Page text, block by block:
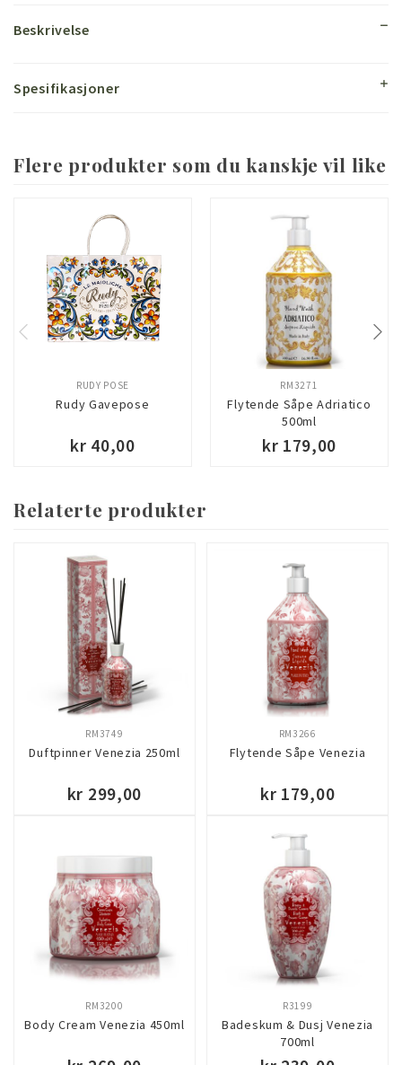
Beskrivelse
Spesifikasjoner
Flere produkter som du kanskje vil like
Rudy Gavepose
RUDY POSE
kr 40,00
Flytende Såpe Adriatico
500ml
RM3271
kr 179,00
Relaterte produkter
Duftpinner Venezia 250ml
RM3749
kr 299,00
KJØP
Flytende Såpe Venezia
RM3266
kr 179,00
Body Cream Venezia 450ml
RM3200
Badeskum & Dusj Venezia
700ml
R3199